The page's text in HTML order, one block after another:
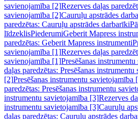
savienojamība [2]Rezerves daļas
savienojamība [2]Cauruļu apstrādes
paredzētas: Cauruļu apstrādes darbarīki
līdzeklisPiederumiGeberit Mapress
paredzētas: Geberit Mapress instrumenti
savienojamība [1]Rezerves daļas
savienojamība [1]Presēšanas
daļas paredzētas: Presēšanas instrumentu
[2]Presēšanas instrumentu
paredzētas: Presēšanas instrumentu
instrumentu savietojamība [3]Rezerves
instrumentu savietojamība [3]Cauruļu
daļas paredzētas: Cauruļu apstrādes